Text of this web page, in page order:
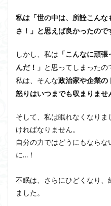
私は「世の中は、所詮こん
さ！」と思えば良かったので
しかし、私は 「こんなに頑
んだ！」 と思ってしまったの
私は、そんな政治家や企業の
怒りはいつまでも収まりませ
そして、私は眠れなくなり
ければなりません。
自分の力ではどうにもなら
に…！
不眠は、さらにひどくなり
ました。